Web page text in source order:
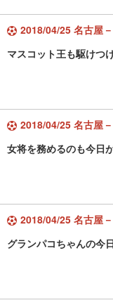
2018/04/25 名古屋
マスコット王も駆けつ
2018/04/25 名古屋
女将を務めるのも今日
2018/04/25 名古屋
グランパコちゃんの今